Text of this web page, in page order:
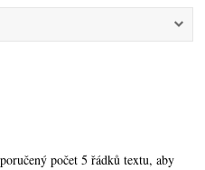
počet 5 řádků textu,aby